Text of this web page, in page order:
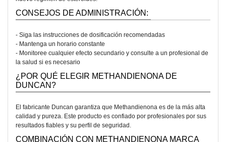
CONSEJOS DE ADMINISTRACIÓN:
- Siga las instrucciones de dosificación recomendadas
- Mantenga un horario constante
- Monitoree cualquier efecto secundario y consulte a un profesional de
la salud si es necesario
¿POR QUÉ ELEGIR METHANDIENONA DE
DUNCAN?
El fabricante Duncan garantiza que Methandienona es de la más alta
calidad y pureza. Este producto es confiado por profesionales por sus
resultados fiables y su perfil de seguridad.
COMBINACIÓN CON METHANDIENONA MARCA